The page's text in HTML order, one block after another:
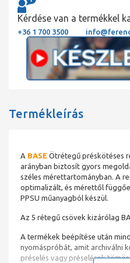
Kérdése van a termékkel
+36 1 700 3500
Termékleírás
A BASE Ötrétegű préskötéses
arányban biztosít gyors
széles mérettartományban. A
optimalizált, és mérettől
PPSU műanyagból készül.
Az 5 rétegű csövek kizárólag
A termékek beépítése után
nyomáspróbát, amit archiválni
préselés vagy préselések